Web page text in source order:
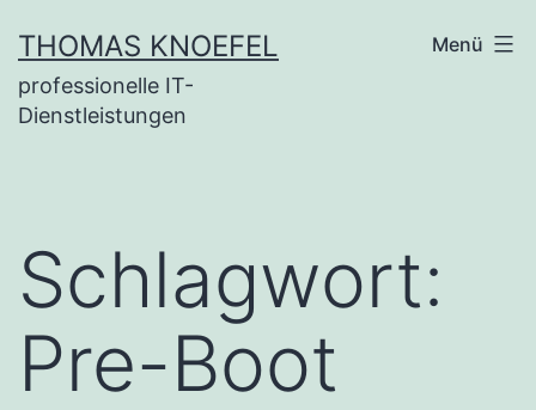
Inhalt
springen
THOMAS KNOEFEL
professionelle IT-
Dienstleistungen
Menü
Schlagwort:
Pre-Boot